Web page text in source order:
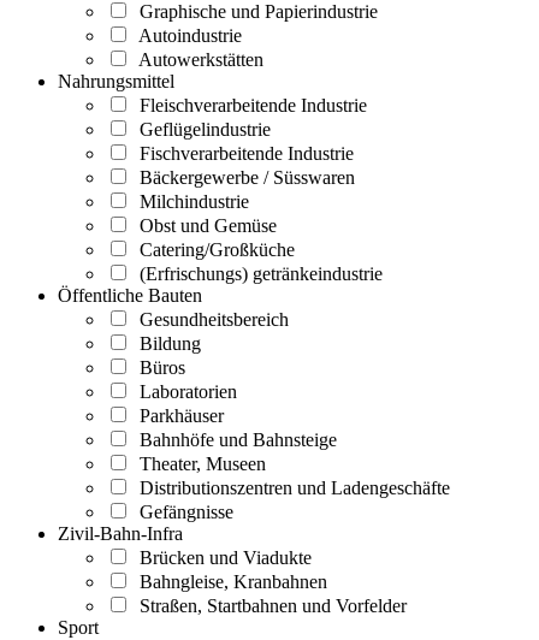
Graphische und Papierindustrie
Autoindustrie
Autowerkstätten
Nahrungsmittel
Fleischverarbeitende Industrie
Geflügelindustrie
Fischverarbeitende Industrie
Bäckergewerbe / Süsswaren
Milchindustrie
Obst und Gemüse
Catering/Großküche
(Erfrischungs) getränkeindustrie
Öffentliche Bauten
Gesundheitsbereich
Bildung
Büros
Laboratorien
Parkhäuser
Bahnhöfe und Bahnsteige
Theater, Museen
Distributionszentren und Ladengeschäfte
Gefängnisse
Zivil-Bahn-Infra
Brücken und Viadukte
Bahngleise, Kranbahnen
Straßen, Startbahnen und Vorfelder
Sport